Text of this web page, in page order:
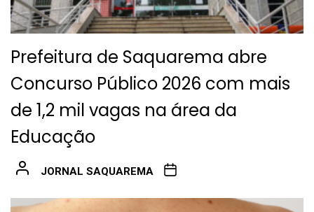
Prefeitura de Saquarema abre
Concurso Público 2026 com mais
de 1,2 mil vagas na área da
Educação
JORNAL SAQUAREMA